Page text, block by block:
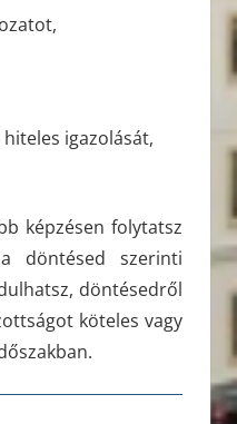
igazolását,
képzésen folytatsz
döntésed szerinti
döntésedről
köteles vagy